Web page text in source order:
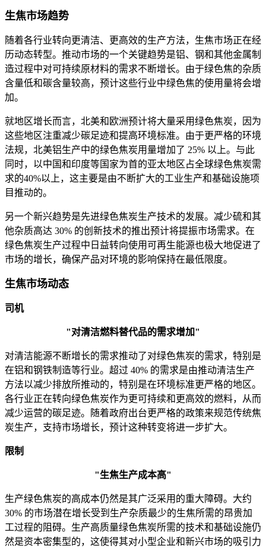
生焦市场趋势
随着各行业转向更清洁、更高效的生产方法，生焦市场正在经
历动态转型。推动市场的一个关键趋势是铝、钢和其他金属制
造过程中对可持续原材料的需求不断增长。由于绿色焦的杂质
含量低和碳含量较高，预计这些行业中绿色焦的使用量将会增
加。
就地区增长而言，北美和欧洲预计将大量采用绿色焦炭，因为
这些地区注重减少碳足迹和提高环境标准。由于更严格的环境
法规，北美铝生产中的绿色焦炭用量增加了 25% 以上。与此
同时，以中国和印度等国家为首的亚太地区占全球绿色焦炭需
求的40%以上，这主要是由不断扩大的工业生产和基础设施项
目推动的。
另一个新兴趋势是先进绿色焦炭生产技术的发展。减少硫和其
他杂质高达 30% 的创新技术的推出预计将提振市场需求。在
绿色焦炭生产过程中日益转向使用可再生能源也极大地促进了
市场的增长，确保产品对环境的影响保持在最低限度。
生焦市场动态
司机
"对清洁燃料替代品的需求增加"
对清洁能源不断增长的需求推动了对绿色焦炭的需求，特别是
在铝和钢铁制造等行业。超过 40% 的需求是由推动清洁生产
方法以减少排放所推动的，特别是在环境标准更严格的地区。
各行业正在转向绿色焦炭作为更可持续和更高效的燃料，从而
减少运营的碳足迹。随着政府出台更严格的政策来规范传统焦
炭生产，支持市场增长，预计这种转变将进一步扩大。
限制
"生焦生产成本高"
生产绿色焦炭的高成本仍然是其广泛采用的重大障碍。大约
30% 的市场潜在增长受到生产杂质最少的生焦所需的昂贵加
工过程的阻碍。生产高质量绿色焦炭所需的技术和基础设施仍
然是资本密集型的​​，这使得其对小型企业和新兴市场的吸引力